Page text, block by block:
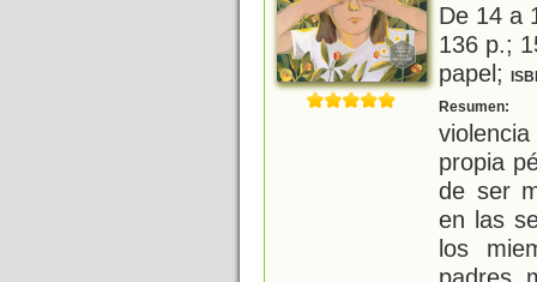
De 14 a
136 p.;
papel;
Resumen:
propia
de ser
en las
los